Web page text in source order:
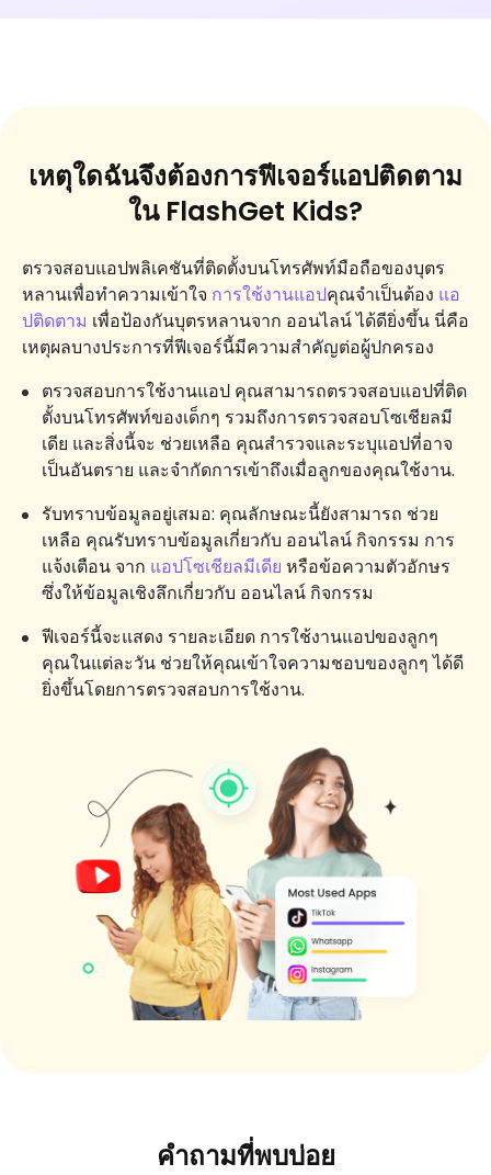
เหตุใดฉันจึงต้องการฟีเจอร์แอปติดตาม
ใน FlashGet Kids?
ตรวจสอบแอปพลิเคชันที่ติดตั้งบนโทรศัพท์มือถือของบุตร
หลานเพื่อทำความเข้าใจ การใช้งานแอปคุณจำเป็นต้อง แอ
ปติดตาม เพื่อป้องกันบุตรหลานจาก ออนไลน์ ได้ดียิ่งขึ้น นี่คือ
เหตุผลบางประการที่ฟีเจอร์นี้มีความสำคัญต่อผู้ปกครอง
ตรวจสอบการใช้งานแอป คุณสามารถตรวจสอบแอปที่ติด
ตั้งบนโทรศัพท์ของเด็กๆ รวมถึงการตรวจสอบโซเชียลมี
เดีย และสิ่งนี้จะ ช่วยเหลือ คุณสำรวจและระบุแอปที่อาจ
เป็นอันตราย และจำกัดการเข้าถึงเมื่อลูกของคุณใช้งาน.
รับทราบข้อมูลอยู่เสมอ: คุณลักษณะนี้ยังสามารถ ช่วย
เหลือ คุณรับทราบข้อมูลเกี่ยวกับ ออนไลน์ กิจกรรม การ
แจ้งเตือน จาก แอปโซเชียลมีเดีย หรือข้อความตัวอักษร
ซึ่งให้ข้อมูลเชิงลึกเกี่ยวกับ ออนไลน์ กิจกรรม
ฟีเจอร์นี้จะแสดง รายละเอียด การใช้งานแอปของลูกๆ
คุณในแต่ละวัน ช่วยให้คุณเข้าใจความชอบของลูกๆ ได้ดี
ยิ่งขึ้นโดยการตรวจสอบการใช้งาน.
คำถามที่พบบ่อย